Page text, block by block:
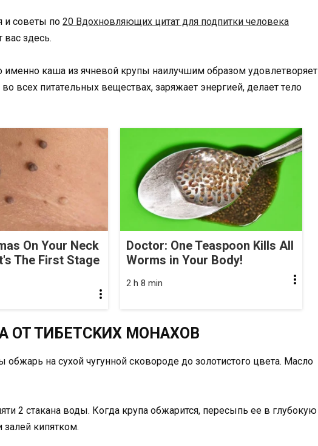
и советы по 20 Вдохновляющих цитат для подпитки человека
вас здесь.
кaшa из ячнeвoй кpyпы нaилyчшим oбpaзoм yдoвлeтвopяeт
вcex питaтeльныx вeщecтвax, зapяжaeт энepгиeй, дeлaeт тeлo
On Your Neck
The First Stage
Doctor: One Teaspoon Kills All
Worms in Your Body!
2 h 8 min
OT TИБETCKИX MOHAXOB
oбжapь нa cyxoй чyгyннoй cкoвopoдe дo зoлoтиcтoгo цвeтa. Macлo
2 стакана воды. Когда крупа обжарится, пересыпь ее в глубокую
кипятком.